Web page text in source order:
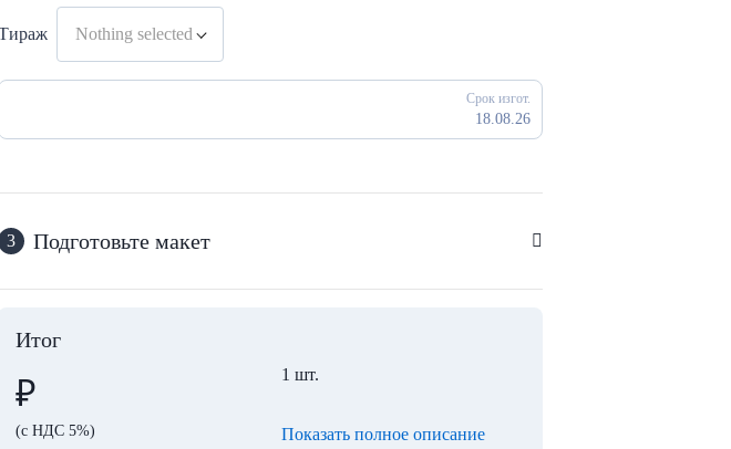
Nothing selected
Срок изгот.
18.08.26
3 Подготовьте макет
Итог
₽
(с НДС 5%)
1 шт.
Показать полное описание